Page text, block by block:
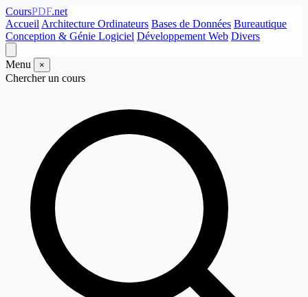
CoursPDF.net
Accueil Architecture Ordinateurs Bases de Données Bureautique
Conception & Génie Logiciel Développement Web Divers
Menu ×
Chercher un cours